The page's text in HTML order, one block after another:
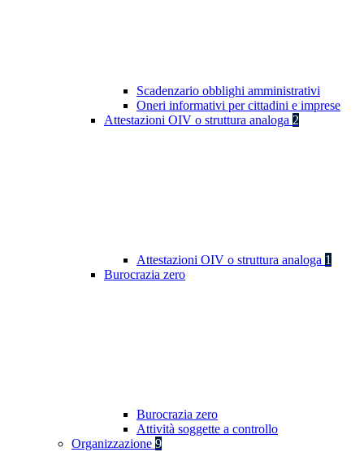
Scadenzario obblighi amministrativi
Oneri informativi per cittadini e imprese
Attestazioni OIV o struttura analoga 2
Attestazioni OIV o struttura analoga 1
Burocrazia zero
Burocrazia zero
Attività soggette a controllo
Organizzazione 9